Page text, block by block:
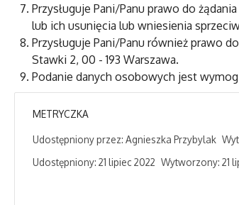
Przysługuje Pani/Panu prawo do
lub ich usunięcia lub wniesienia
Przysługuje Pani/Panu również prawo
Stawki 2, 00 - 193 Warszawa.
Podanie danych osobowych jest
METRYCZKA
Udostępniony przez: Agnieszka Przybylak
Udostępniony: 21 lipiec 2022 Wytworzony: 21